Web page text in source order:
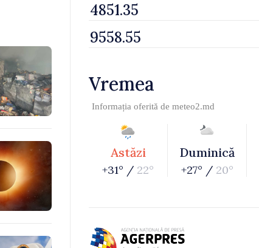
Vremea
Informația oferită de meteo2.md
Astăzi
+31° / 22°
Duminică
+27° / 20°